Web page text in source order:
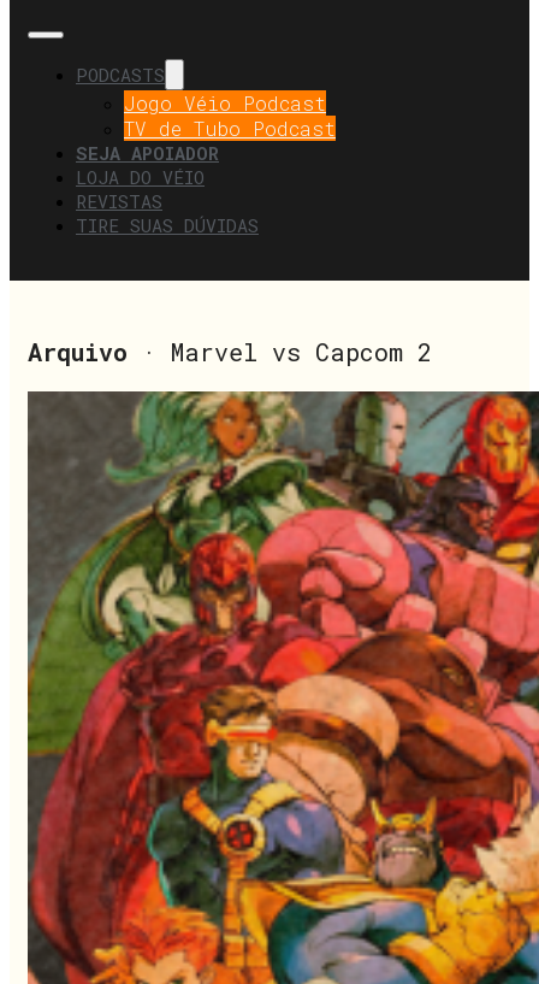
PODCASTS
Jogo Véio Podcast
TV de Tubo Podcast
SEJA APOIADOR
LOJA DO VÉIO
REVISTAS
TIRE SUAS DÚVIDAS
Arquivo · Marvel vs Capcom 2